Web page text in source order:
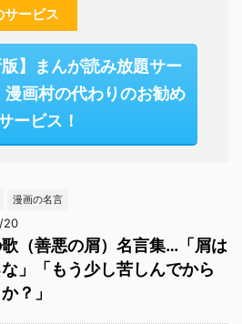
ービス
】まんが読み放題サー
漫画村の代わりのお勧め
ービス！
漫画の名言
20
（善悪の屑）名言集…「屑は
」「もう少し苦しんでから
？」